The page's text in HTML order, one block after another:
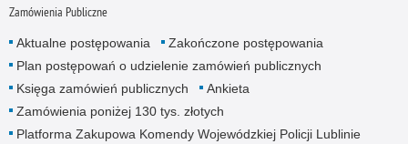
Zamówienia Publiczne
Aktualne postępowania
Zakończone postępowania
Plan postępowań o udzielenie zamówień publicznych
Księga zamówień publicznych
Ankieta
Zamówienia poniżej 130 tys. złotych
Platforma Zakupowa Komendy Wojewódzkiej Policji Lublinie